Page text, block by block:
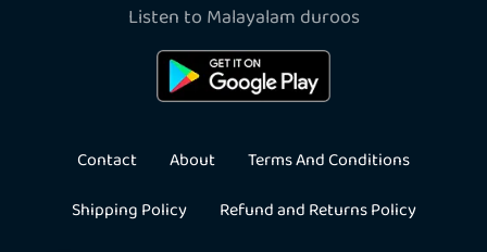
Listen to Malayalam duroos
Contact About
Terms And Conditions
Shipping Policy
Refund and Returns Policy